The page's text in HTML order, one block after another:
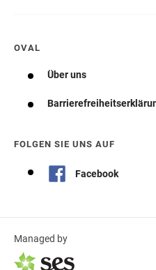
OVAL
Über uns
FOLGEN SIE UNS AUF
Facebook
Managed by